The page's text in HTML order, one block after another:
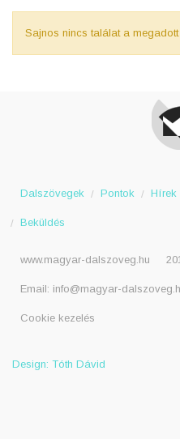
Sajnos nincs találat a megadott
Dalszövegek Pontok Hírek
Beküldés
www.magyar-dalszoveg.hu
Email: info@magyar-
Cookie kezelés
Design: Tóth Dávid